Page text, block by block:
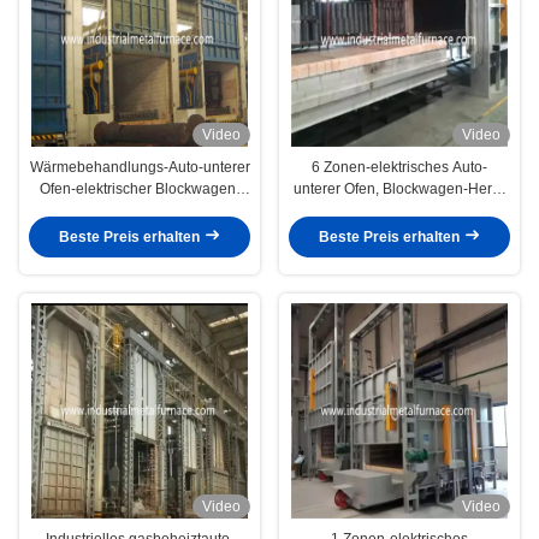
Video
Wärmebehandlungs-Auto-unterer
Ofen-elektrischer Blockwagen-
Beste Preis erhalten
Video
6 Zonen-elektrisches Auto-
unterer Ofen, Blockwagen-Herd-
Beste Preis erhalten
Video
Video